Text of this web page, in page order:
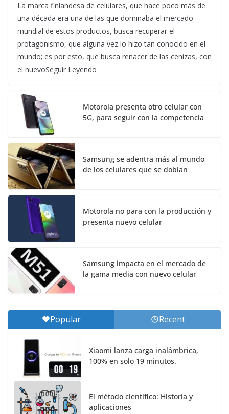
La marca finlandesa de celulares, que hace poco más de
una década era una de las que dominaba el mercado
mundial de estos productos, busca recuperar el
protagonismo, que alguna vez lo hizo tan conocido en el
mundo; es por esto, que busca renacer de las cenizas, con
el nuevoSeguir Leyendo
Motorola presenta otro celular con
5G, para seguir con la competencia
Samsung se adentra más al mundo
de los celulares que se doblan
Motorola no para con la producción y
presenta nuevo celular
Samsung impacta en el mercado de
la gama media con nuevo celular
Popular Recent
Xiaomi lanza carga inalámbrica,
100% en solo 19 minutos.
El método científico: Historia y
aplicaciones